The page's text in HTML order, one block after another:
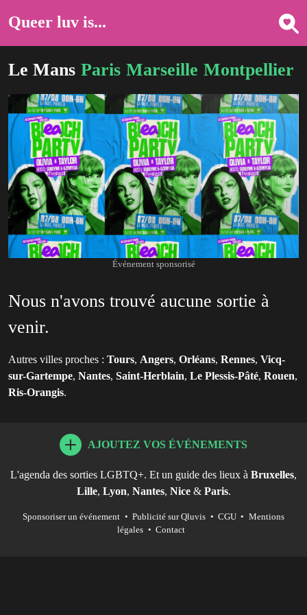
Queer luv is...
Le Mans Paris Marseille Montpellier
Événement sponsorisé
Nous n'avons trouvé aucune sortie à
venir.
Autres villes proches : Tours, Angers, Orléans, Rennes, Vicq-
sur-Gartempe, Nantes, Saint-Herblain, Le Plessis-Pâté, Rouen,
Ris-Orangis.
AJOUTEZ VOS ÉVÉNEMENTS
L'agenda des sorties LGBTQ+. Et un guide des lieux à Bruxelles,
Lille, Lyon, Nantes, Nice& Paris.
Sponsoriser un événement • Publicité sur Qluvis • CGU • Mentions
légales • Contact